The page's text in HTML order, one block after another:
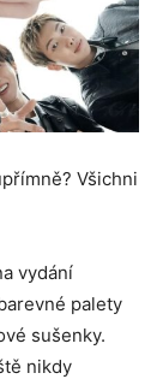
Všichni
vydání
palety
sušenky.
nikdy